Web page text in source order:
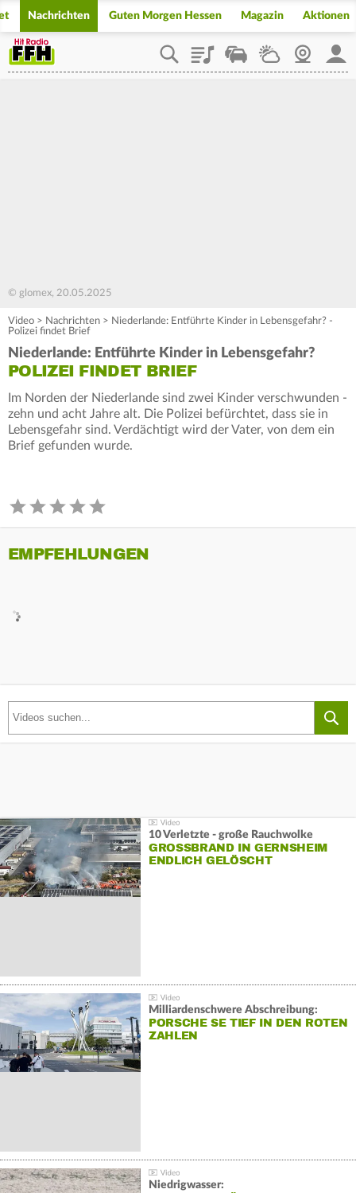
Nachrichten Guten Morgen Hessen Magazin Aktionen
PlaylistStaupilotWetterWebcam
© glomex, 20.05.2025
Video > Nachrichten > Niederlande: Entführte Kinder in Lebensgefahr? -
Polizei findet Brief
Niederlande: Entführte Kinder in Lebensgefahr?
POLIZEI FINDET BRIEF
Im Norden der Niederlande sind zwei Kinder verschwunden -
zehn und acht Jahre alt. Die Polizei befürchtet, dass sie in
Lebensgefahr sind. Verdächtigt wird der Vater, von dem ein
Brief gefunden wurde.
EMPFEHLUNGEN
10 Verletzte - große Rauchwolke
GROSSBRAND IN GERNSHEIM E
NDLICH GELÖSCHT
Milliardenschwere Abschreibung:
PORSCHE SE TIEF IN DEN ROTEN
ZAHLEN
Niedrigwasser: